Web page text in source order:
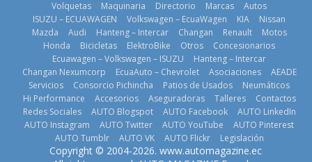
en julio de
2026
4 de agosto de
BMW, Toyota,
La Vuelta al
Ecuador 2026,
edición 47ª,
recorre 7
provincias en 8
días
varios días sin
usar?
3 de agosto de
2026
La FEDAK
Volquetas
Maquinaria Directorio Marcas
Autos
ISUZU – ECUAWAGEN
Volkswagen – EcuaWagen KIA
Nissan
Mazda
Audi Hanteng – Intercar Changan Renault
Motos
Honda
Bicicletas ElektroBike Otros
Concesionarios
Ecuawagen – Volkswagen – ISUZU
Hanteng – Intercar
Changan Nexumcorp
EcuaAuto – Chevrolet Asociaciones
AEADE
Servicios
Consorcio Pichincha Patios de Usados
Neumáticos
Hi Performance
Accesorios Aseguradoras Talleres
Contactos
Redes Sociales
AUTO Blogspot AUTO Facebook
AUTO LinkedIn
AUTO Instagram
AUTO Twitter AUTO YouTube
AUTO Pinterest
AUTO Tumblr
AUTO VK AUTO Flickr Legislación
Copyright © 2004-2026. www.automagazine.ec